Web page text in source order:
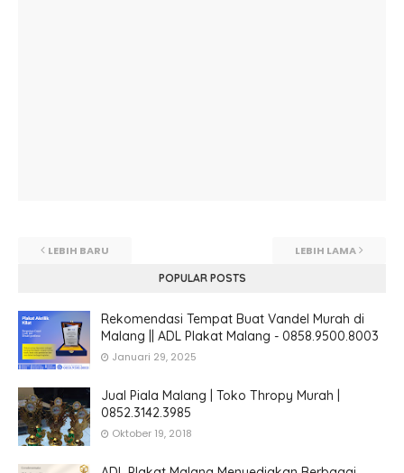
LEBIH BARU LEBIH LAMA
POPULAR POSTS
Rekomendasi Tempat Buat Vandel Murah di
Malang || ADL Plakat Malang - 0858.9500.8003
Januari 29, 2025
Jual Piala Malang | Toko Thropy Murah |
0852.3142.3985
Oktober 19, 2018